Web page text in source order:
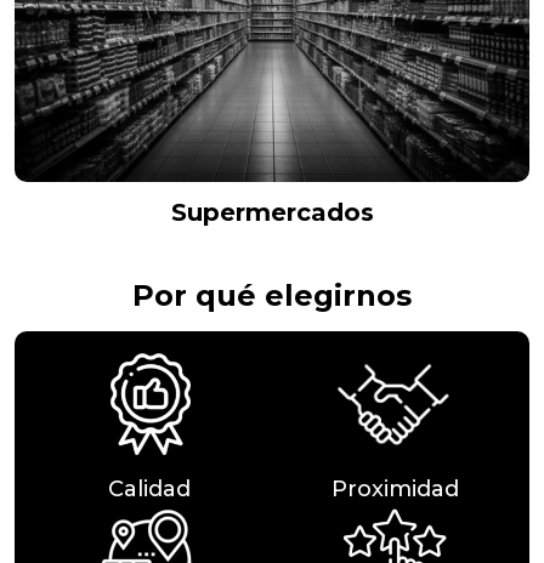
Supermercados
Por qué elegirnos
Calidad Proximidad